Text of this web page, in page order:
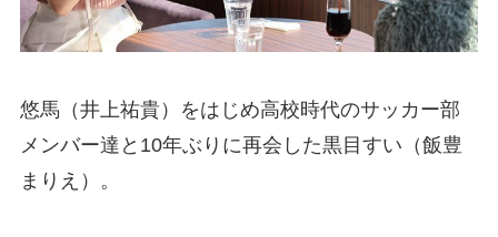
悠馬（井上祐貴）をはじめ高校時代のサッカー部
メンバー達と10年ぶりに再会した黒目すい（飯豊
まりえ）。